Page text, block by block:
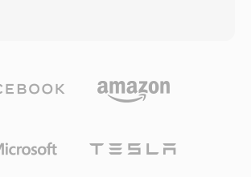
が含まれます。物理メディアやハイエ
ーミング向けのサラウンドサウンドコ
ビングルームまでの実績ある経路を提
ゾオーディオ用のWMA
Lossless、非常に低いビットレー
コンテンツに最適化されたWMA